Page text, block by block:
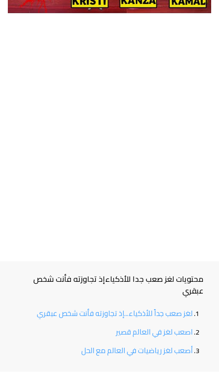
محتويات لغز صعب جدا للأذكياءإذ تجاوزته فأنت شخص
عبقري
لغز صعب جداً للأذكياء...إذ تجاوزته فأنت شخص عبقري
اصعب لغز في العالم قصير
أصعب لغز رياضيات في العالم مع الحل